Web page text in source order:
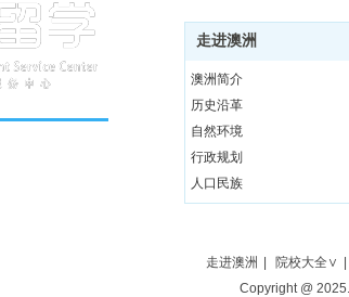
走进澳洲
澳洲简介
历史沿革
自然环境
行政规划
人口民族
教育体制
著名景点
走进澳洲 院校大全∨
Copyright @